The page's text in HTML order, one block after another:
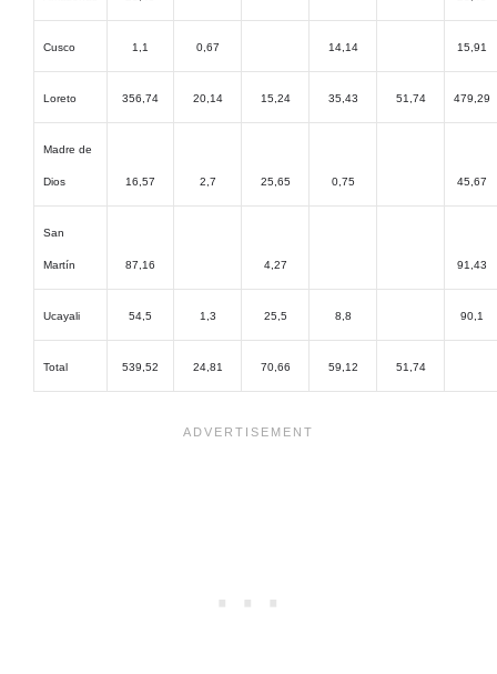
Cusco 1,1 0,67 14,14 15,91
Loreto 356,74 20,14 15,24 35,43 51,74 479,29
Madre de
Dios 16,57 2,7 25,65 0,75 45,67
San
Martín 87,16 4,27 91,43
Ucayali 54,5 1,3 25,5 8,8 90,1
Total 539,52 24,81 70,66 59,12 51,74